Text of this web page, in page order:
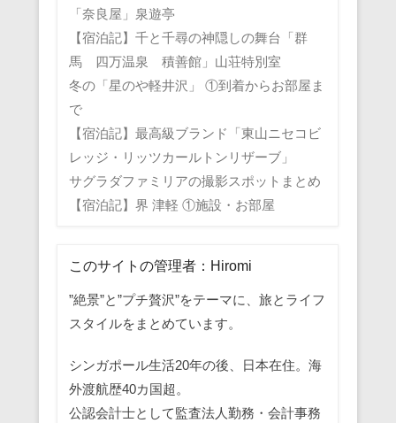
「奈良屋」泉遊亭
【宿泊記】千と千尋の神隠しの舞台「群
馬 四万温泉 積善館」山荘特別室
冬の「星のや軽井沢」 ①到着からお部屋ま
で
【宿泊記】最高級ブランド「東山ニセコビ
レッジ・リッツカールトンリザーブ」
サグラダファミリアの撮影スポットまとめ
【宿泊記】界 津軽 ①施設・お部屋
このサイトの管理者：Hiromi
”絶景”と”プチ贅沢”をテーマに、旅とライフ
スタイルをまとめています。
シンガポール生活20年の後、日本在住。海
外渡航歴40カ国超。
公認会計士として監査法人勤務・会計事務